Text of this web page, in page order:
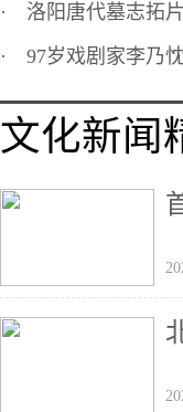
· 洛阳唐代墓志拓
· 97岁戏剧家李乃
文化新闻